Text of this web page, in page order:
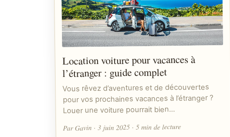
Location voiture pour vacances à
l’étranger : guide complet
Vous rêvez d’aventures et de découvertes
pour vos prochaines vacances à l’étranger ?
Louer une voiture pourrait bien…
Par Gavin · 3 juin 2025 · 5 min de lecture